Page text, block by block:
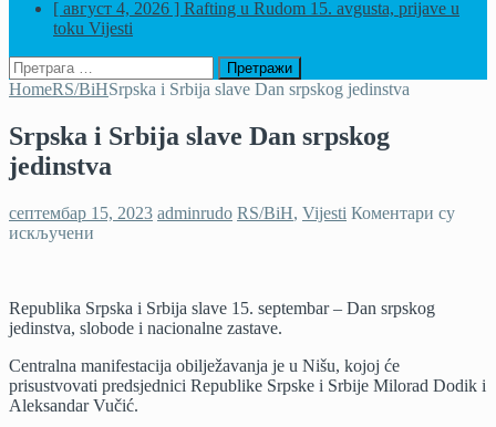
[ август 4, 2026 ] Rafting u Rudom 15. avgusta, prijave u
toku Vijesti
Претрага
за:
HomeRS/BiHSrpska i Srbija slave Dan srpskog jedinstva
Srpska i Srbija slave Dan srpskog
jedinstva
септембар 15, 2023 adminrudo RS/BiH, Vijesti Коментари су
искључени
slave
Dan
jedinstva
Republika Srpska i Srbija slave 15. septembar – Dan srpskog
jedinstva, slobode i nacionalne zastave.
Centralna manifestacija obilježavanja je u Nišu, kojoj će
prisustvovati predsjednici Republike Srpske i Srbije Milorad Dodik i
Aleksandar Vučić.